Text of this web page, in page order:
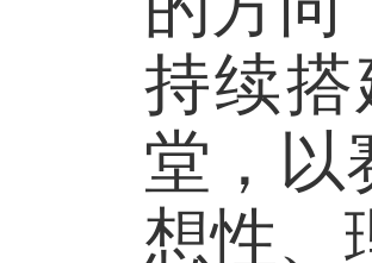
讨、
此
的方